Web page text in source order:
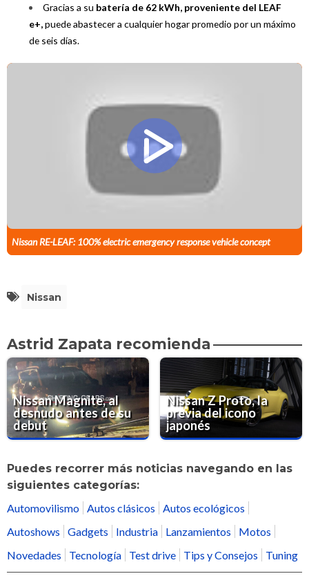
Gracias a su batería de 62 kWh, proveniente del LEAF
e+,puede abastecer a cualquier hogar promedio por un máximo
de seis días.
Nissan RE-LEAF: 100% electric emergency response vehicle concept
Nissan
Astrid Zapata recomienda
Nissan Magnite, al
desnudo antes de su
debut
Nissan Z Proto, la
previa del icono
japonés
Puedes recorrer más noticias navegando en las
siguientes categorías:
Automovilismo
Autos clásicos
Autos ecológicos
Autoshows
Gadgets Industria Lanzamientos
Motos
Novedades
Tecnología Test drive Tips y Consejos Tuning